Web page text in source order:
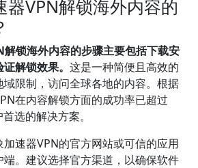
器VPN解锁海外内容的
锁海外内容的步骤主要包括下载安
解锁效果。 这是一种简便且高效的
限制，访问全球各地的内容。根据
在内容解锁方面的成功率已超过
选的解决方案。
速器VPN的官方网站或可信的应用
。建议选择官方渠道，以确保软件